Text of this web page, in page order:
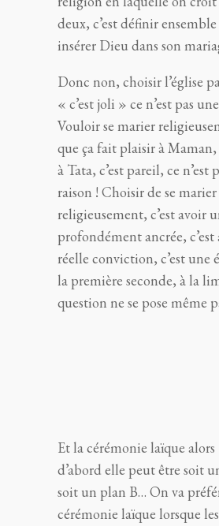
deux, c’est définir
insérer Dieu dans son
Donc non, choisir l’église
« c’est joli » ce n’est pas
Vouloir se marier
que ça fait plaisir à
à Tata, c’est pareil, ce n’est
raison ! Choisir de se marier
religieusement, c’est avoir
profondément ancrée,
réelle conviction, c’est une
la première seconde, à la
question ne se pose même
Et la cérémonie laïque alors
d’abord elle peut être soit
soit un plan B… On va
cérémonie laïque lorsque